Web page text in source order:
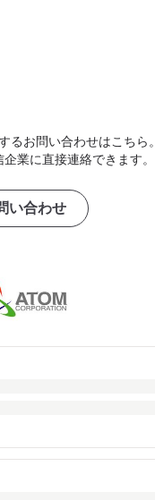
るお問い合わせはこちら。
業に直接連絡できます。
い合わせ